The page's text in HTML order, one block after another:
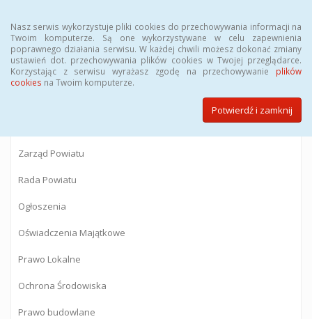
Nasz serwis wykorzystuje pliki cookies do przechowywania informacji na
Twoim komputerze. Są one wykorzystywane w celu zapewnienia
poprawnego działania serwisu. W każdej chwili możesz dokonać zmiany
ustawień dot. przechowywania plików cookies w Twojej przeglądarce.
Korzystając z serwisu wyrażasz zgodę na przechowywanie plików
cookies na Twoim komputerze.
Potwierdź i zamknij
BIULETYN INFORMACJI PUBLICZNEJ
Starostwa Powiatowego w Gostyninie
Zarząd Powiatu
Rada Powiatu
Ogłoszenia
Oświadczenia Majątkowe
Prawo Lokalne
Ochrona Środowiska
Prawo budowlane